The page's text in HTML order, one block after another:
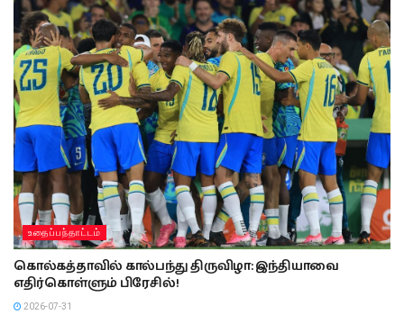
உதைப்பந்தாட்டம்
கொல்கத்தாவில் கால்பந்து திருவிழா: இந்தியாவை
எதிர்கொள்ளும் பிரேசில்!
2026-07-31